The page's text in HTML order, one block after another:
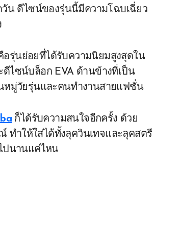
วัน ดีไซน์ของรุ่นนี้มีความโฉบเฉี่ยว
อรุ่นย่อยที่ได้รับความนิยมสูงสุดใน
ไซน์บล็อก EVA ด้านข้างที่เป็น
หมู่วัยรุ่นและคนทำงานสายแฟชั่น
ก็ได้รับความสนใจอีกครั้ง ด้วย
ทำให้ใส่ได้ทั้งลุควินเทจและลุคสตรี
ปนานแค่ไหน